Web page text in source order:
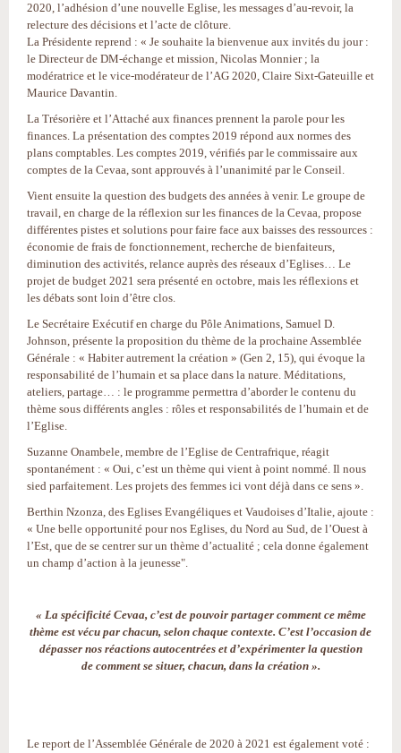
2020, l’adhésion d’une nouvelle Eglise, les messages d’au-revoir, la
relecture des décisions et l’acte de clôture.
La Présidente reprend : « Je souhaite la bienvenue aux invités du jour :
le Directeur de DM-échange et mission, Nicolas Monnier ; la
modératrice et le vice-modérateur de l’AG 2020, Claire Sixt-Gateuille et
Maurice Davantin.
La Trésorière et l’Attaché aux finances prennent la parole pour les
finances. La présentation des comptes 2019 répond aux normes des
plans comptables. Les comptes 2019, vérifiés par le commissaire aux
comptes de la Cevaa, sont approuvés à l’unanimité par le Conseil.
Vient ensuite la question des budgets des années à venir. Le groupe de
travail, en charge de la réflexion sur les finances de la Cevaa, propose
différentes pistes et solutions pour faire face aux baisses des ressources :
économie de frais de fonctionnement, recherche de bienfaiteurs,
diminution des activités, relance auprès des réseaux d’Eglises… Le
projet de budget 2021 sera présenté en octobre, mais les réflexions et
les débats sont loin d’être clos.
Le Secrétaire Exécutif en charge du Pôle Animations, Samuel D.
Johnson, présente la proposition du thème de la prochaine Assemblée
Générale : « Habiter autrement la création » (Gen 2, 15), qui évoque la
responsabilité de l’humain et sa place dans la nature. Méditations,
ateliers, partage… : le programme permettra d’aborder le contenu du
thème sous différents angles : rôles et responsabilités de l’humain et de
l’Eglise.
Suzanne Onambele, membre de l’Eglise de Centrafrique, réagit
spontanément : « Oui, c’est un thème qui vient à point nommé. Il nous
sied parfaitement. Les projets des femmes ici vont déjà dans ce sens ».
Berthin Nzonza, des Eglises Evangéliques et Vaudoises d’Italie, ajoute :
« Une belle opportunité pour nos Eglises, du Nord au Sud, de l’Ouest à
l’Est, que de se centrer sur un thème d’actualité ; cela donne également
un champ d’action à la jeunesse".
« La spécificité Cevaa, c’est de pouvoir partager comment ce même
thème est vécu par chacun, selon chaque contexte. C’est l’occasion de
dépasser nos réactions autocentrées et d’expérimenter la question
de comment se situer, chacun, dans la création ».
Le report de l’Assemblée Générale de 2020 à 2021 est également voté :